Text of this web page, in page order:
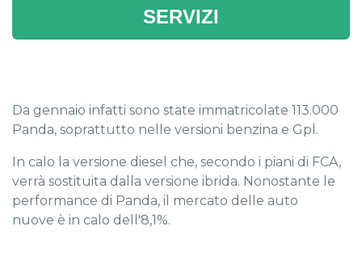
SERVIZI
Da gennaio infatti sono state immatricolate 113.000
Panda, soprattutto nelle versioni benzina e Gpl.
In calo la versione diesel che, secondo i piani di FCA,
verrà sostituita dalla versione ibrida. Nonostante le
performance di Panda, il mercato delle auto
nuove è in calo dell'8,1%.